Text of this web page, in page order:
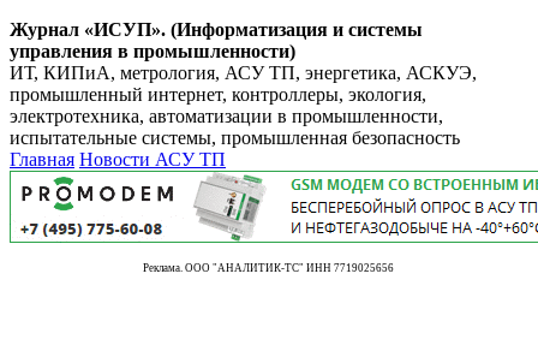
Журнал «ИСУП». (Информатизация и системы
управления в промышленности)
ИТ, КИПиА, метрология, АСУ ТП, энергетика, АСКУЭ,
промышленный интернет, контроллеры, экология,
электротехника, автоматизации в промышленности,
испытательные системы, промышленная безопасность
Главная Новости АСУ ТП
Реклама. ООО "АНАЛИТИК-ТС" ИНН 7719025656